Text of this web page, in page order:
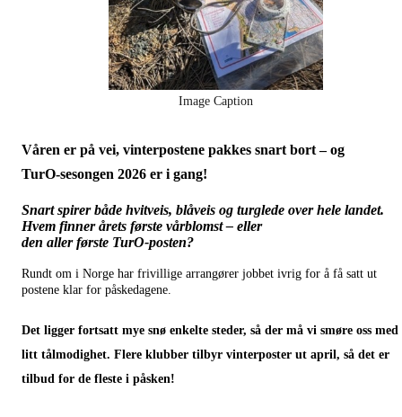
Image Caption
Våren er på vei, vinterpostene pakkes snart bort – og
TurO‑sesongen 2026 er i gang!
Snart spirer både hvitveis, blåveis og turglede over hele landet.
Hvem finner årets første vårblomst – eller
den aller første TurO‑posten?
Rundt om i Norge har frivillige arrangører jobbet ivrig for å få satt ut
postene klar for påskedagene.
Det ligger fortsatt mye snø enkelte steder, så der må vi smøre oss med
litt tålmodighet. Flere klubber tilbyr vinterposter ut april, så det er
tilbud for de fleste i påsken!